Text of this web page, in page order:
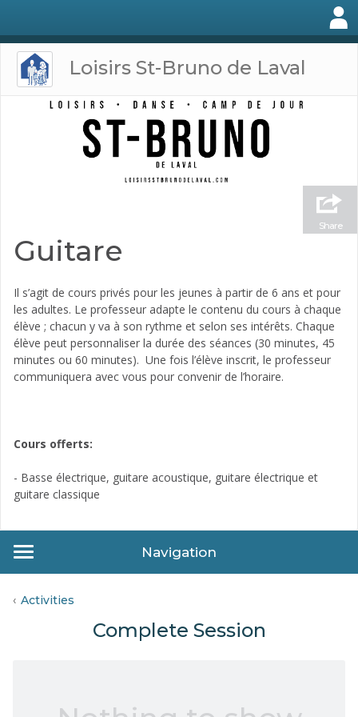
Loisirs St-Bruno de Laval
Share
Guitare
Il s’agit de cours privés pour les jeunes à partir de 6 ans et pour
les adultes. Le professeur adapte le contenu du cours à chaque
élève ; chacun y va à son rythme et selon ses intérêts. Chaque
élève peut personnaliser la durée des séances (30 minutes, 45
minutes ou 60 minutes). Une fois l’élève inscrit, le professeur
communiquera avec vous pour convenir de l’horaire.
Cours offerts:
- Basse électrique, guitare acoustique, guitare électrique et
guitare classique
Navigation
Activities
Complete Session